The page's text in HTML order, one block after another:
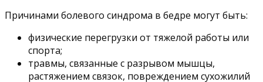
Причинами болевого синдрома в бедре могут быть:
физические перегрузки от тяжелой работы или
спорта;
травмы, связанные с разрывом мышцы,
растяжением связок, повреждением сухожилий